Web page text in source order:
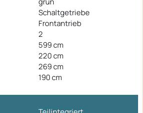
Schaltgetriebe
Frontantrieb
2
599 cm
220 cm
269 cm
190 cm